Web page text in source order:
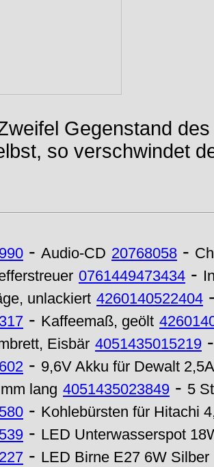
Gegenstand
so verschwindet
- Audio-CD 20768058 -
0761449473434 -
unlackiert 4260140522404
- Kaffeemaß, geölt
Eisbär 4051435015219
- 9,6V Akku für Dewalt
lang 4051435023849 - 5
- Kohlebürsten für Hitachi
- LED Unterwasserspot
- LED Birne E27 6W